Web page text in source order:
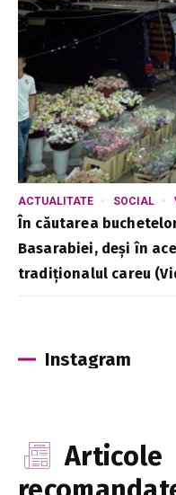
ACTUALITATE SOCIAL
În căutarea
Basarabiei, deși în
tradiționalul careu
Instagram
Articole